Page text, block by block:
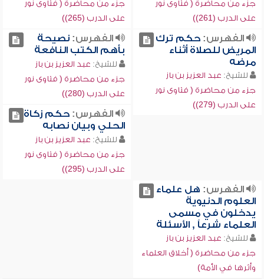
جزء من محاضرة ( فتاوى نور
على الدرب (261))
جزء من محاضرة ( فتاوى نور
على الدرب (265))
الفهرس:حكم ترك
المريض للصلاة أثناء
مرضه
للشيخ: عبد العزيز بن باز
جزء من محاضرة ( فتاوى نور
على الدرب (279))
الفهرس:نصيحة
بأهم الكتب النافعة
للشيخ: عبد العزيز بن باز
جزء من محاضرة ( فتاوى نور
على الدرب (280))
الفهرس:حكم زكاة
الحلي وبيان نصابه
للشيخ: عبد العزيز بن باز
جزء من محاضرة ( فتاوى نور
على الدرب (295))
الفهرس: هل علماء
العلوم الدنيوية
يدخلون في مسمى
العلماء شرعاً , الأسئلة
للشيخ: عبد العزيز بن باز
جزء من محاضرة ( أخلاق العلماء
وأثرها في الأمة)